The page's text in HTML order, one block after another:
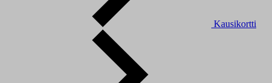
Kausikortti